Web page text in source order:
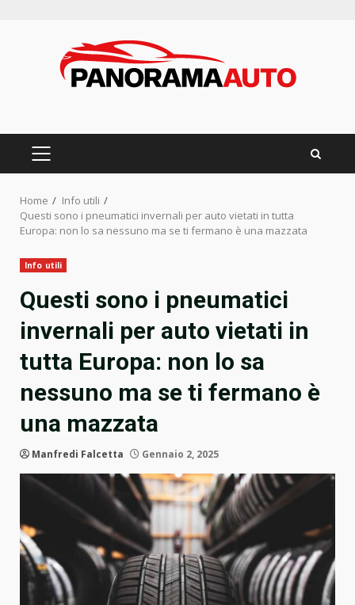
PRIMARY
Home
Info utili
Questi sono i pneumatici invernali per auto vietati in tutta
Europa: non lo sa nessuno ma se ti fermano è una mazzata
Info utili
Questi sono i pneumatici
invernali per auto vietati in
tutta Europa: non lo sa
nessuno ma se ti fermano è
una mazzata
Manfredi Falcetta Gennaio 2, 2025